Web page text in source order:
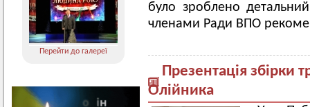
Перейти до галереї
було зроблено
членами Ради ВПО
Презентація збірки
Олійника